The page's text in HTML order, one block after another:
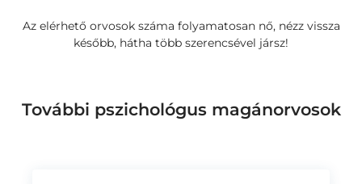
Az elérhető orvosok száma folyamatosan nő, nézz vissza
később, hátha több szerencsével jársz!
További pszichológus magánorvosok